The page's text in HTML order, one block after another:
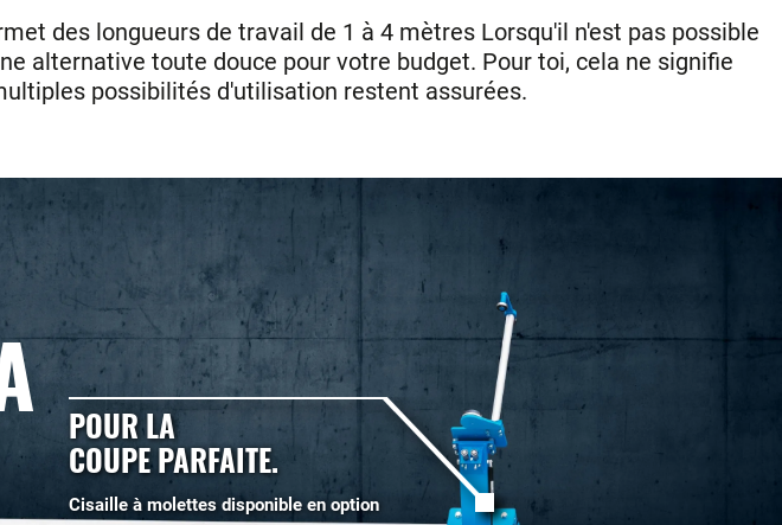
des longueurs de travail de 1 à 4 mètres Lorsqu'il n'est pas possible
alternative toute douce pour votre budget. Pour toi, cela ne signifie
possibilités d'utilisation restent assurées.
POUR LA
COUPE PARFAITE.
Cisaille à molettes disponible en option